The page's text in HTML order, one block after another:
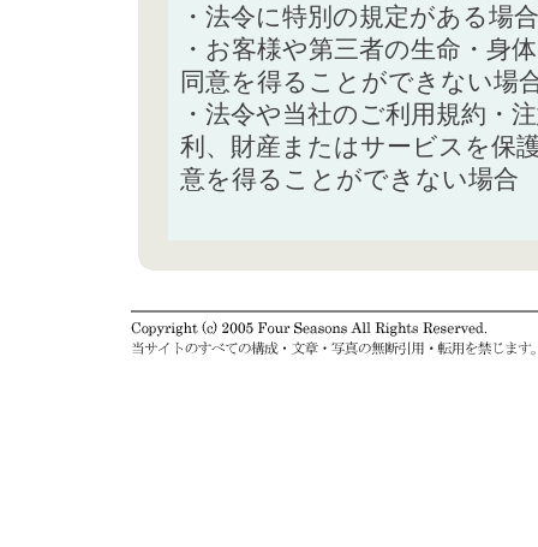
・法令に特別の規定がある場合
・お客様や第三者の生命・身
同意を得ることができない場
・法令や当社のご利用規約・
利、財産またはサービスを保
意を得ることができない場合